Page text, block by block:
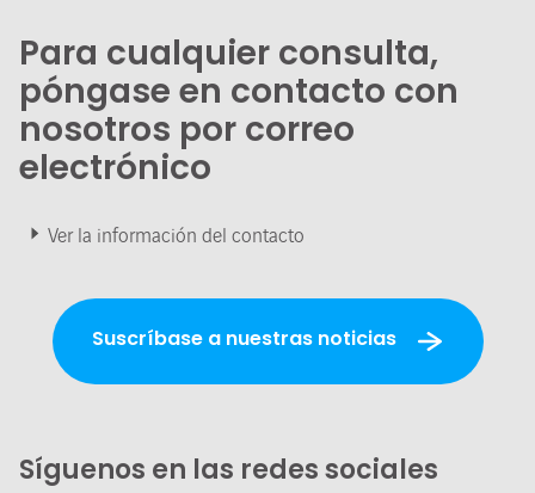
Para cualquier consulta,
póngase en contacto con
nosotros por correo
electrónico
Ver la información del contacto
Suscríbase a nuestras noticias
Síguenos en las redes sociales